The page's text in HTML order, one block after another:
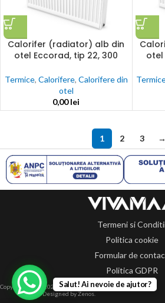
Calorifer (radiator) alb din
otel Eccorad, tip 22, 300
Termice, Calorifere, Calorifere din
otel
0,00lei
otel
1 2 3 →
Termeni si
Politica cookie
Formular de
Politica GDPR
Copyright 2014-2024 © Toate drepturile rezervate.
Designed by Zenos.
Salut! Ai nevoie de ajutor?